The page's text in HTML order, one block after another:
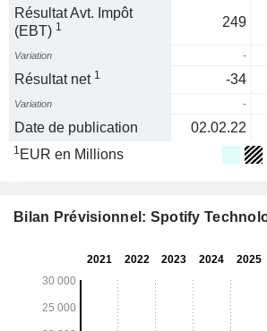
Résultat Avt. Impôt
(EBT) 1 249
Variation -
Résultat net 1 -34
Variation -
Date de publication 02.02.22
1 EUR en Millions
Bilan Prévisionnel: Spotify